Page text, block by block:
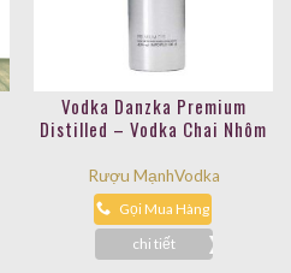
Vodka Danzka Premium
Distilled – Vodka Chai Nhôm
Rượu MạnhVodka
Gọi Mua Hàng
chi tiết